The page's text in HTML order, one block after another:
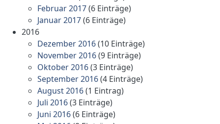
Februar 2017(6 Einträge)
Januar 2017(6 Einträge)
2016
Dezember 2016(10 Einträge)
November 2016(9 Einträge)
Oktober 2016(3 Einträge)
September 2016(4 Einträge)
August 2016(1 Eintrag)
Juli 2016(3 Einträge)
Juni 2016(6 Einträge)